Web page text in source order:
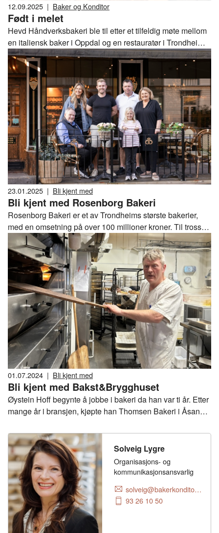
12.09.2025 | Baker og Konditor
Født i melet
Hevd Håndverksbakeri ble til etter et tilfeldig møte mellom
en italiensk baker i Oppdal og en restauratør i Trondheim.
Seks år etter at "Bakeren på torget" åpnet dørene, er
bakeriet blitt et av de mest populære møtestedene i
trønderhovedstaden.
23.01.2025 | Bli kjent med
Bli kjent med Rosenborg Bakeri
Rosenborg Bakeri er et av Trondheims største bakerier,
med en omsetning på over 100 millioner kroner. Til tross
for høy omsetningen og et rikt varesortiment, har de bevart
en stor andel håndverksbakst i det 123 år gamle
familiebakeriet.
01.07.2024 | Bli kjent med
Bli kjent med Bakst&Brygghuset
Øystein Hoff begynte å jobbe i bakeri da han var ti år. Etter
mange år i bransjen, kjøpte han Thomsen Bakeri i Åsane,
håndverket syns han var utrolig kjekt.
Solveig Lygre
Organisasjons- og
kommunikasjonsansvarlig
solveig@bakerkonditor.no
93 26 10 50